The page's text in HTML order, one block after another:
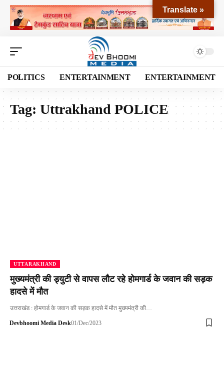
POLITICS ENTERTAINMENT ENTERTAINMENT
Tag: Uttrakhand POLICE
UTTARAKHAND
मुख्यमंत्री की ड्युटी से वापस लौट रहे होमगार्ड के जवान की सड़क
हादसे में मौत
उत्तराखंड : होमगार्ड के जवान की सड़क हादसे में मौत मुख्यमंत्री की…
Devbhoomi Media Desk01/Dec/2023
Translate »